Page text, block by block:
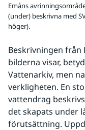
Emåns
(under) beskrivna med
höger).
Beskrivningen från
bilderna visar,
Vattenarkiv, men
verkligheten. En
vattendrag
det skapats under
förutsättning.